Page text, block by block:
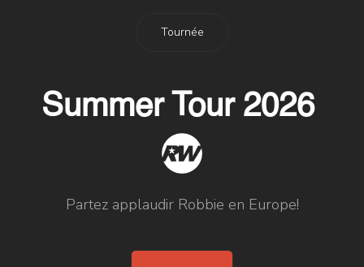
Tournée
Summer Tour 2026
Partez applaudir Robbie en Europe!